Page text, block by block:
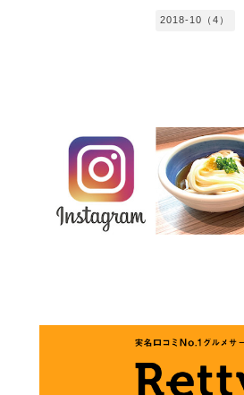
2018-10（4）